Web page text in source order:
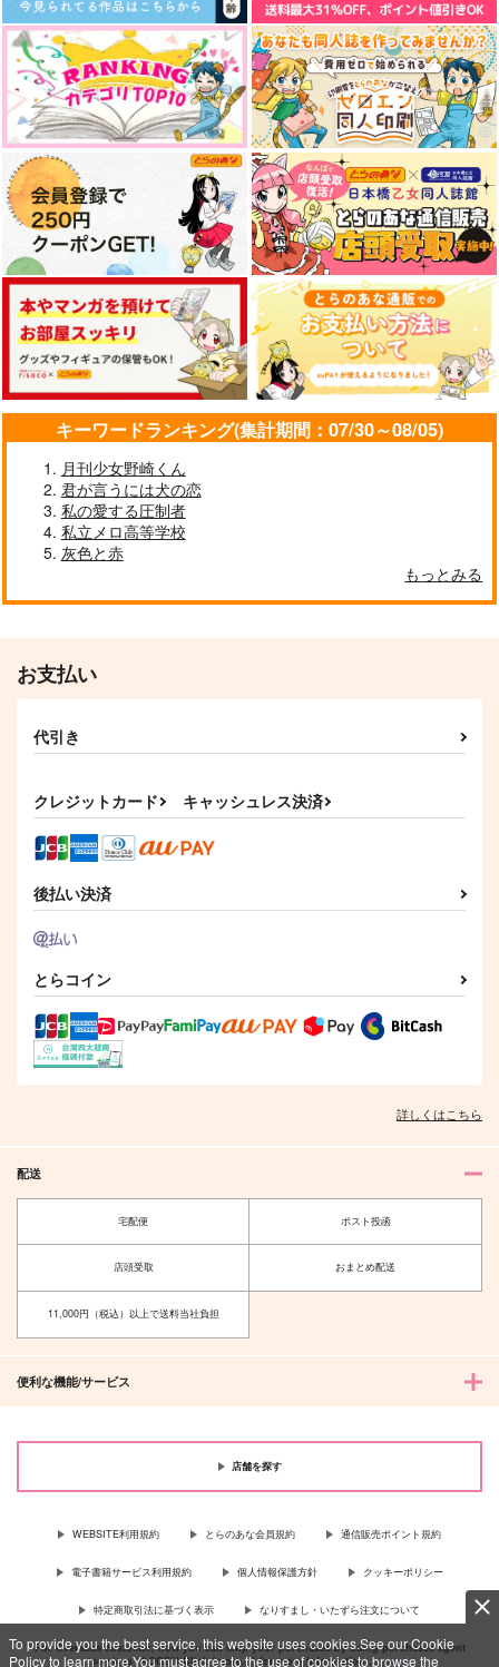
To provide you the best service, this website uses cookies.See our Cookie
Policy to learn more.You must agree to the use of cookies to browse the
キーワードランキング(集計期間：07/30～08/05)
月刊少女野崎くん
君が言うには犬の恋
私の愛する圧制者
私立メロ高等学校
灰色と赤
もっとみる
お支払い
代引き
クレジットカード キャッシュレス決済
後払い決済
とらコイン
詳しくはこちら
配送
宅配便 ポスト投函
店頭受取 おまとめ配送
11,000円（税込）以上で送料当社負担
便利な機能/サービス
店舗を探す
WEBSITE利用規約 とらのあな会員規約 通信販売ポイント規約
電子書籍サービス利用規約 個人情報保護方針 クッキーポリシー
特定商取引法に基づく表示 なりすまし・いたずら注文について
For Overseas customer, now you can ship your purchases by using purchases agent
services “AOCS”! Click {more…} for more information …more